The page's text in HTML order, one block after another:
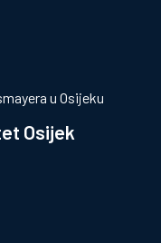
u Osijeku
Osijek